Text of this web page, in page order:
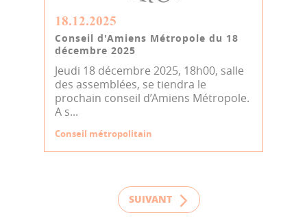
18.12.2025
Conseil d'Amiens Métropole du 18
décembre 2025
Jeudi 18 décembre 2025, 18h00, salle
des assemblées, se tiendra le
prochain conseil d’Amiens Métropole.
A s...
Conseil métropolitain
SUIVANT